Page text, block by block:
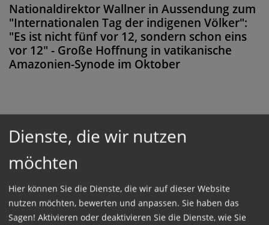
Nationaldirektor Wallner in Aussendung zum
"Internationalen Tag der indigenen Völker":
"Es ist nicht fünf vor 12, sondern schon eins
vor 12" - Große Hoffnung in vatikanische
Amazonien-Synode im Oktober
loggen Sie sich ein, oder bestellen Sie das
ProduktKathpress_online
GESCHÜTZTER BEREICH
Dienste, die wir nutzen
möchten
Hier können Sie die Dienste, die wir auf dieser Website
nutzen möchten, bewerten und anpassen. Sie haben das
Sagen! Aktivieren oder deaktivieren Sie die Dienste, wie Sie